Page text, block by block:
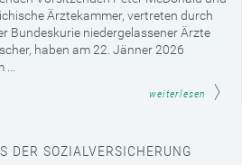
Ärztekammer, vertreten durch
Bundeskurie niedergelassener Ärzte
haben am 22. Jänner 2026
...
weiterlesen
DER SOZIALVERSICHERUNG